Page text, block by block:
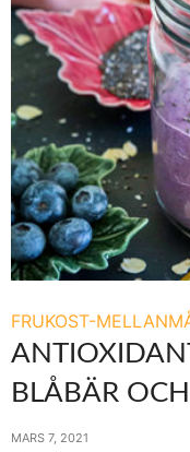
FRUKOST-
BLÅBÄR
MARS 7, 2021